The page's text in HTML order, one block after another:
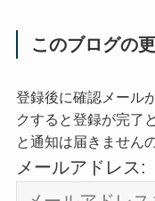
このブログの
登録後に確認メール
クすると登録が完了
と通知は届きません
メールアドレス: